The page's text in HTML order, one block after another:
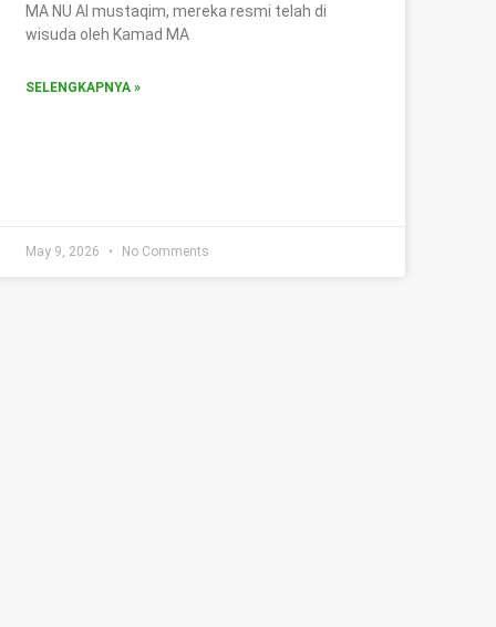
MA NU Al mustaqim, mereka resmi telah di
wisuda oleh Kamad MA
SELENGKAPNYA »
May 9, 2026 No Comments